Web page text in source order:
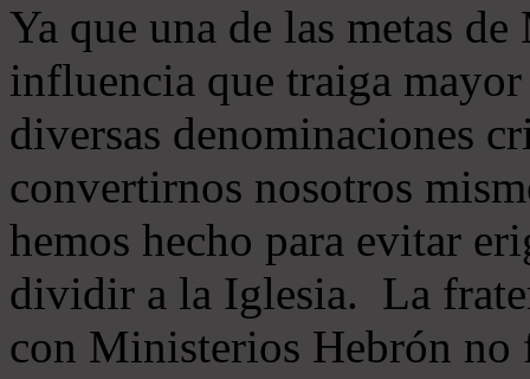
Ya que una de las metas
influencia que traiga
diversas denominaciones
convertirnos nosotros
hemos hecho para evitar
dividir a la Iglesia. La
con Ministerios Hebrón no